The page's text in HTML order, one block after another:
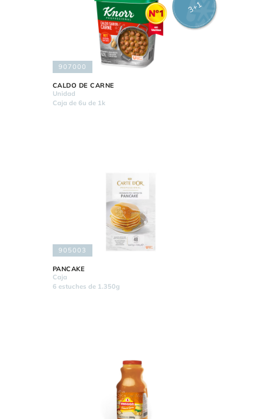
907000
3+1
CALDO DE CARNE
Unidad
Caja de 6u de 1k
905003
PANCAKE
Caja
6 estuches de 1.350g